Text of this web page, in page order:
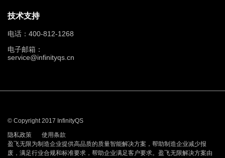
技术支持
电话：400-812-1268
电子邮箱：
service@infinityqs.cn
© Copyright 2017 InfinityQS
隐私政策
使用条款
盈飞无限为制造企业提供高品质的质量智能解决方案，帮助制造企业减少报
废，满足行业合规和标准要求，帮助企业满足客户要求。盈飞无限解决方案由